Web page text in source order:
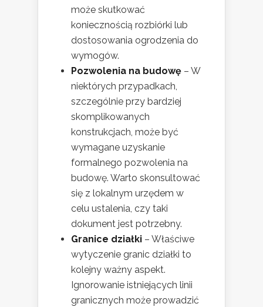
może skutkować
koniecznością rozbiórki lub
dostosowania ogrodzenia do
wymogów.
Pozwolenia na budowę – W
niektórych przypadkach,
szczególnie przy bardziej
skomplikowanych
konstrukcjach, może być
wymagane uzyskanie
formalnego pozwolenia na
budowę. Warto skonsultować
się z lokalnym urzędem w
celu ustalenia, czy taki
dokument jest potrzebny.
Granice działki – Właściwe
wytyczenie granic działki to
kolejny ważny aspekt.
Ignorowanie istniejących linii
granicznych może prowadzić